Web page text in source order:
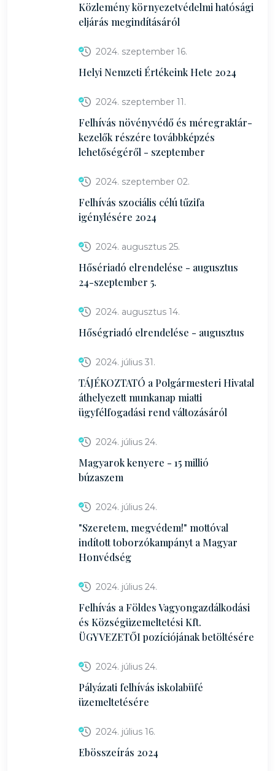
Közlemény környezetvédelmi hatósági
eljárás megindításáról
2024. szeptember 16.
Helyi Nemzeti Értékeink Hete 2024
2024. szeptember 11.
Felhívás növényvédő és méregraktár-
kezelők részére továbbképzés
lehetőségéről - szeptember
2024. szeptember 02.
Felhívás szociális célú tűzifa
igénylésére 2024
2024. augusztus 25.
Hősériadó elrendelése - augusztus
24-szeptember 5.
2024. augusztus 14.
Hőségriadó elrendelése - augusztus
2024. július 31.
TÁJÉKOZTATÓ a Polgármesteri Hivatal
áthelyezett munkanap miatti
ügyfélfogadási rend változásáról
2024. július 24.
Magyarok kenyere - 15 millió
búzaszem
2024. július 24.
"Szeretem, megvédem!" mottóval
indított toborzókampányt a Magyar
Honvédség
2024. július 24.
Felhívás a Földes Vagyongazdálkodási
és Községüzemeltetési Kft.
ÜGYVEZETŐI pozíciójának betöltésére
2024. július 24.
Pályázati felhívás iskolabüfé
üzemeltetésére
2024. július 16.
Ebösszeírás 2024